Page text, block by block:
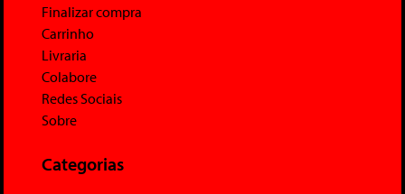
Finalizar compra
Carrinho
Livraria
Colabore
Redes Sociais
Sobre
Categorias